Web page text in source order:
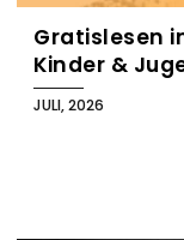
Gratislesen
Kinder &
JULI, 2026